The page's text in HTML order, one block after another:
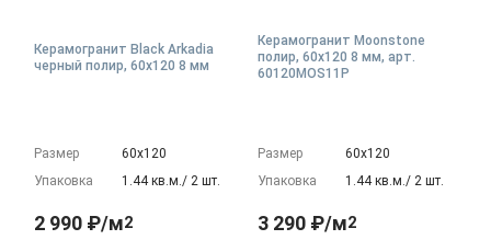
Керамогранит Black Arkadia
черный полир, 60x120 8 мм
Размер
60х120
Упаковка
1.44 кв.м./ 2 шт.
2 990 ₽/м2
Керамогранит Moonstone
полир, 60x120 8 мм, арт.
60120MOS11P
Размер
60х120
Упаковка
1.44 кв.м./ 2 шт.
3 290 ₽/м2